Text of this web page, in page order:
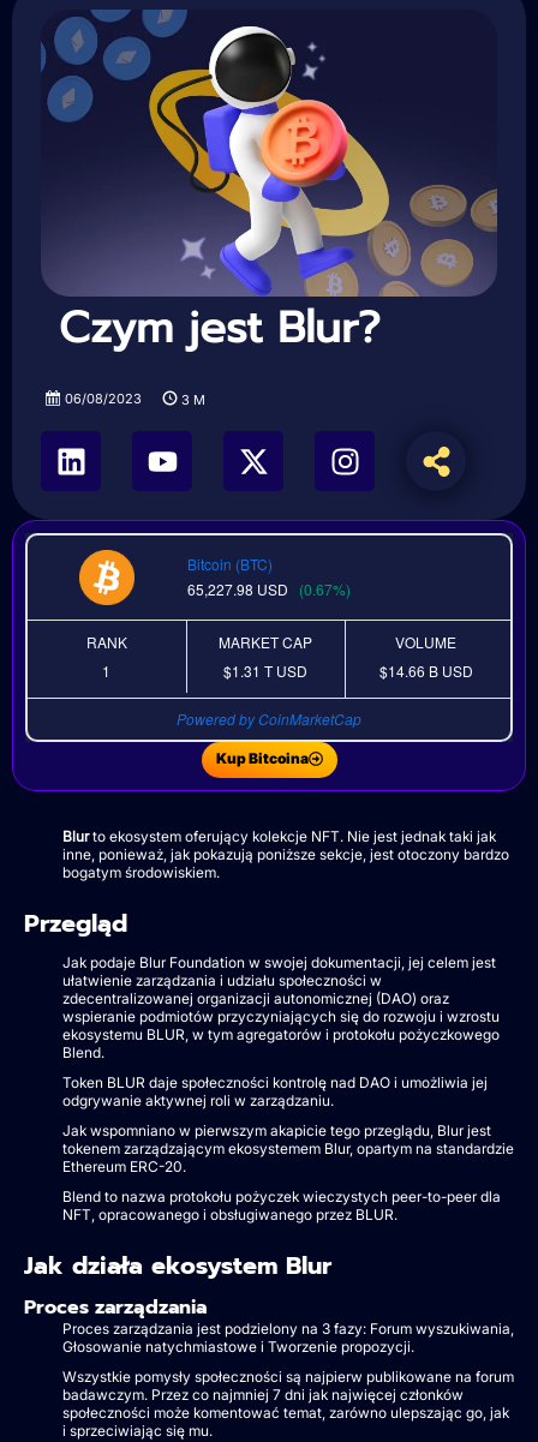
Czym jest Blur?
06/08/2023 3 M
Bitcoin (BTC)
65,227.98 USD (0.67%)
RANK
1
MARKET CAP
$1.31 TUSD
VOLUME
$14.66 B USD
Powered by CoinMarketCap
Kup Bitcoina
Blurto ekosystem oferujący kolekcje NFT. Nie jest jednak taki jak
inne, ponieważ, jak pokazują poniższe sekcje, jest otoczony bardzo
bogatym środowiskiem.
Przegląd
Jak podaje Blur Foundation w swojej dokumentacji, jej celem jest
ułatwienie zarządzania i udziału społeczności w
zdecentralizowanej organizacji autonomicznej (DAO) oraz
wspieranie podmiotów przyczyniających się do rozwoju i wzrostu
ekosystemu BLUR, w tym agregatorów i protokołu pożyczkowego
Blend.
Token BLUR daje społeczności kontrolę nad DAO i umożliwia jej
odgrywanie aktywnej roli w zarządzaniu.
Jak wspomniano w pierwszym akapicie tego przeglądu, Blur jest
tokenem zarządzającym ekosystemem Blur, opartym na standardzie
Ethereum ERC-20.
Blend to nazwa protokołu pożyczek wieczystych peer-to-peer dla
NFT, opracowanego i obsługiwanego przez BLUR.
Jak działa ekosystem Blur
Proces zarządzania
Proces zarządzania jest podzielony na 3 fazy: Forum wyszukiwania,
Głosowanie natychmiastowe i Tworzenie propozycji.
Wszystkie pomysły społeczności są najpierw publikowane na forum
badawczym. Przez co najmniej 7 dni jak najwięcej członków
społeczności może komentować temat, zarówno ulepszając go, jak
i sprzeciwiając się mu.